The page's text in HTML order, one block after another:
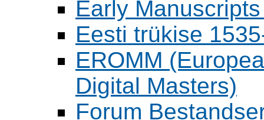
Early
Eesti trükise
EROMM
Digital Masters)
Forum